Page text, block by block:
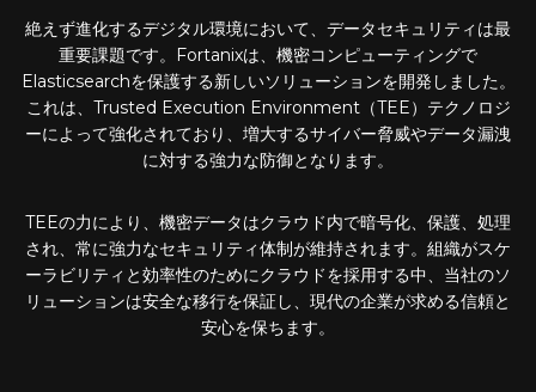
絶えず進化するデジタル環境において、データセキュリティは最
重要課題です。Fortanixは、機密コンピューティングで
Elasticsearchを保護する新しいソリューションを開発しました。
これは、Trusted Execution Environment（TEE）テクノロジ
ーによって強化されており、増大するサイバー脅威やデータ漏洩
に対する強力な防御となります。
TEEの力により、機密データはクラウド内で暗号化、保護、処理
され、常に強力なセキュリティ体制が維持されます。組織がスケ
ーラビリティと効率性のためにクラウドを採用する中、当社のソ
リューションは安全な移行を保証し、現代の企業が求める信頼と
安心を保ちます。